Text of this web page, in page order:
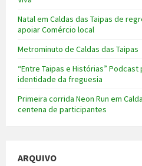
Natal em Caldas das Taipas de
apoiar Comércio local
Metrominuto de Caldas das Taipas
“Entre Taipas e Histórias”
identidade da freguesia
Primeira corrida Neon Run em
centena de participantes
ARQUIVO